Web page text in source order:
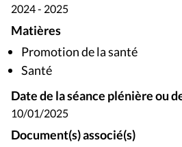
2024 - 2025
Matières
Promotion de la santé
Santé
Date de la séance plénière ou
10/01/2025
Document(s) associé(s)